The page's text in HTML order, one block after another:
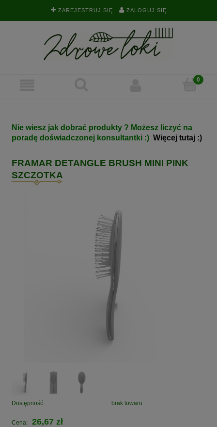
ZAREJESTRUJ SIĘ ZALOGUJ SIĘ
Nie wiesz jak dobrać produkty ? Możesz liczyć na
poradę doświadczonej konsultantki :) Więcej tutaj :)
FRAMAR DETANGLE BRUSH MINI PINK
SZCZOTKA
Dostępność: brak towaru
Cena: 26,67 zł